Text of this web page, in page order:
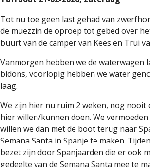
Tot nu toe geen last gehad van
de muezzin de oproep tot gebed over
buurt van de camper van Kees en Trui
Vanmorgen hebben we de waterwagen
bidons, voorlopig hebben we water
laag.
We zijn hier nu ruim 2 weken, nog nooit
hier willen/kunnen doen. We
willen we dan met de boot terug naar
Semana Santa in Spanje te maken.
bezet zijn door Spanjaarden die er ook
gedeelte van de Semana Santa mee te